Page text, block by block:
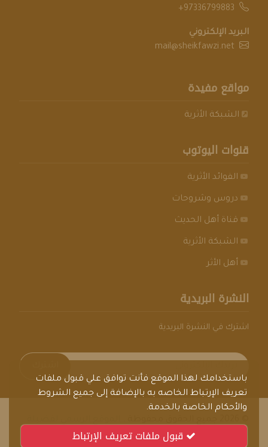
+97336799883
البريد الإلكتروني
mail@sheikfawzi.net
مواقع مفيدة
الشبكة الأثرية
قنوات اليوتوب
الفوائد الأثرية
دروس وشروحات
قناة أهل الحديث
الشبكة الأثرية
أهل الأثر
النشرة البريدية
اشترك في النشرة البريدية
الشيخ العلامة فوزي بن عبدالله بن محمد الحميدي الأثري
باستخدامك لهذا الموقع فأنت توافق علي قبول ملفات
تعريف الإرتباط الخاصه به بالإضافة إلى جميع الشروط
والأحكام الخاصة بالخدمة.
قبول ملفات تعريف الإرتباط